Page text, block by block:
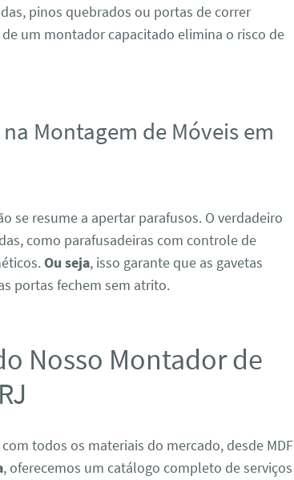
pinos quebrados ou portas de correr
de um montador capacitado elimina o risco de
Montagem de Móveis em
se resume a apertar parafusos. O verdadeiro
como parafusadeiras com controle de
Ou seja, isso garante que as gavetas
portas fechem sem atrito.
Nosso Montador de
todos os materiais do mercado, desde MDF
, oferecemos um catálogo completo de serviços